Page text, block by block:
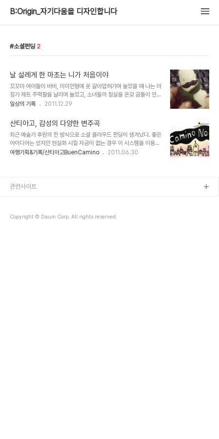
B:Origin_자기다움을 디자인합니다
소셜펀딩 2
날 설레게 한 마초는 니가 처음이야
꼬꼬마 여아들이 바비, 미미인형에 옷 갈아입혀가며 놀았을 때 나는 마
징가 제트 주먹팔을 날리며 놀았고, 소녀들의 침실을 온갖 곰돌이 인형
들로 장식할 때 내 침대는 베게하나, 이불이면 족했고, 사무실 책상에
사무도구와 서류만 심플할 뿐 무미건조하기 짝이 없었다. 인형, 참 관
심 없었다. 그런 내가....손바닥보다 작은 인형 하나를 받기 위해 무려
3개월을 기다렸다. 이 아이의 이름은 무스타쵸스. 남자중에 남자 마초
캐릭터다. 소셜펀딩으로 무스타쵸 프로젝트에 후원하고서 애타게 무
스타쵸스가 오길 장장 3개월하고 열흘을 기다렸다가 드디어 오늘. 두
일상의 기록 2011.12.29
산티아고, 감성의 다양한 변주곡
최근 예술가 후원의 한 방식으로 소셜 클라우드 펀딩이 생겨났다. 좋은
아이디어는 있지만 현실화 시킬 자금이 없는 경우 이 시스템을 이용한
다. 자신의 아이디어나 프로젝트를 소개해 다수의 후원을 받아 프로젝
고 후원금액에 따라 리워드를 차등 제공한다. 3만원 이상의 후원에는
다. 나 또한 몇가지 프로젝트에 참여도 해보..
여행기획&기록/산티아고BuenCamino 2011.06.30
Copyright © Daum Corp. All rights reserved.
관련사이트